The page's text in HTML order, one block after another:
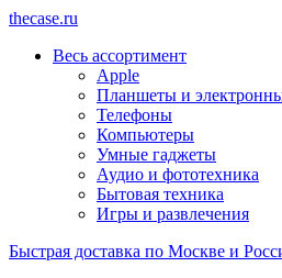
thecase.ru
Весь ассортимент
Apple
Планшеты и
Телефоны
Компьютеры
Умные гаджеты
Аудио и фототехника
Бытовая техника
Игры и развлечения
Быстрая доставка по Москве и